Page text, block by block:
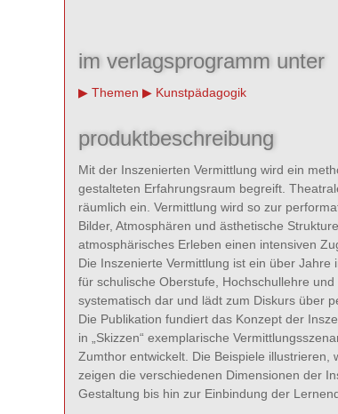
im verlagsprogramm unter
Themen Kunstpädagogik
produktbeschreibung
Mit der Inszenierten Vermittlung wird ein
gestalteten Erfahrungsraum begreift.
räumlich ein. Vermittlung wird so zur
Bilder, Atmosphären und ästhetische
atmosphärisches Erleben einen intensiven
Die Inszenierte Vermittlung ist ein über
für schulische Oberstufe, Hochschullehre
systematisch dar und lädt zum Diskurs über
Die Publikation fundiert das Konzept der
in „Skizzen“ exemplarische
Zumthor entwickelt. Die Beispiele
zeigen die verschiedenen Dimensionen der
Gestaltung bis hin zur Einbindung der